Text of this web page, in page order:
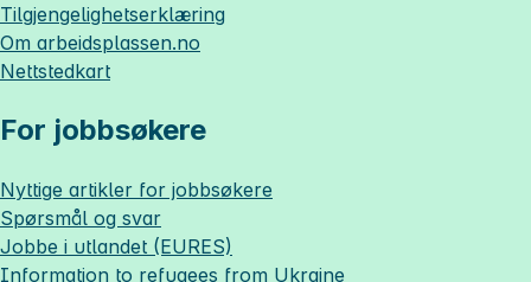
Tilgjengelighetserklæring
Om arbeidsplassen.no
Nettstedkart
For jobbsøkere
Nyttige artikler for jobbsøkere
Spørsmål og svar
Jobbe i utlandet (EURES)
Information to refugees from Ukraine